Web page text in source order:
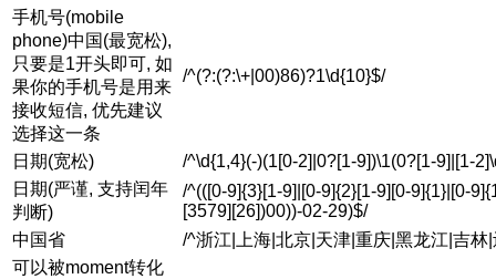
手机号(mobile
phone)中国(最宽松),
只要是1开头即可, 如
果你的手机号是用来
接收短信, 优先建议
选择这一条
/^(?:(?:\+|00)86)?1\d{10}$/
日期(宽松)
/^\d{1,4}(-)(1[0-2]|0?[1-9])\1(0?[1-9]|[1-
日期(严谨, 支持闰年
判断)
/^(([0-9]{3}[1-9]|[0-9]{2}[1-9][0-9]{1}|[0-
[3579][26])00))-02-29)$/
中国省
/^浙江|上海|北京|天津|重庆|黑龙江|吉
可以被moment转化